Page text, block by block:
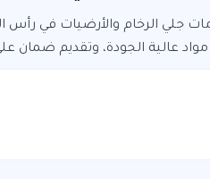
جلي الرخام والأرضيات في رأس
عالية الجودة، وتقديم ضمان